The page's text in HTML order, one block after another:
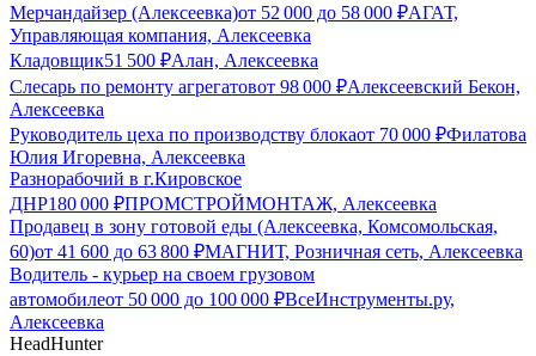
Мерчандайзер (Алексеевка)от 52 000 до 58 000 ₽АГАТ,
Управляющая компания, Алексеевка
Кладовщик51 500 ₽Алан, Алексеевка
Слесарь по ремонту агрегатовот 98 000 ₽Алексеевский Бекон,
Алексеевка
Руководитель цеха по производству блокаот 70 000 ₽Филатова
Юлия Игоревна, Алексеевка
Разнорабочий в г.Кировское
ДНР180 000 ₽ПРОМСТРОЙМОНТАЖ, Алексеевка
Продавец в зону готовой еды (Алексеевка, Комсомольская,
60)от 41 600 до 63 800 ₽МАГНИТ, Розничная сеть, Алексеевка
Водитель - курьер на своем грузовом
автомобилеот 50 000 до 100 000 ₽ВсеИнструменты.ру,
Алексеевка
HeadHunter